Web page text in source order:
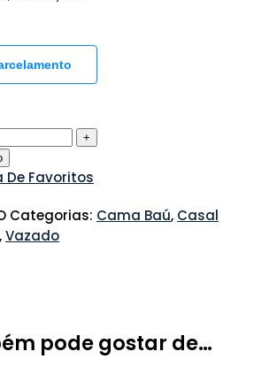
De Favoritos
Categorias: Cama Baú, Casal
,Vazado
pode gostar de…